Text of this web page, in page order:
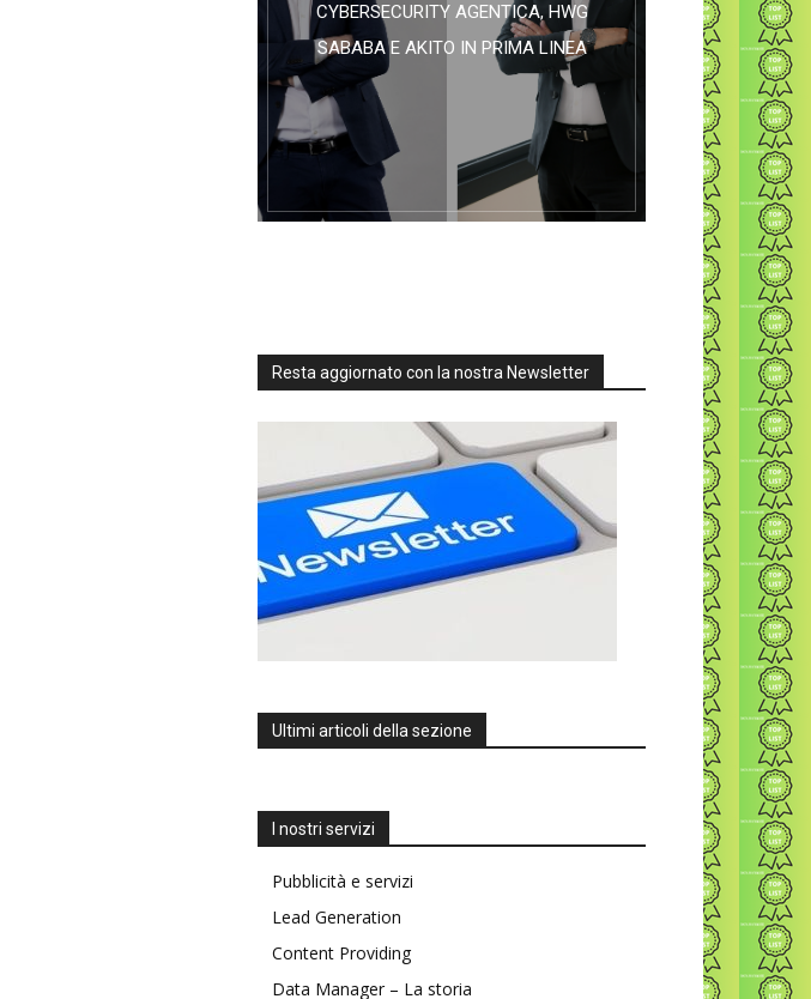
CYBERSECURITY AGENTICA, HWG
SABABA E AKITO IN PRIMA LINEA
Resta aggiornato con la nostra Newsletter
Ultimi articoli della sezione
I nostri servizi
Pubblicità e servizi
Lead Generation
Content Providing
Data Manager – La storia